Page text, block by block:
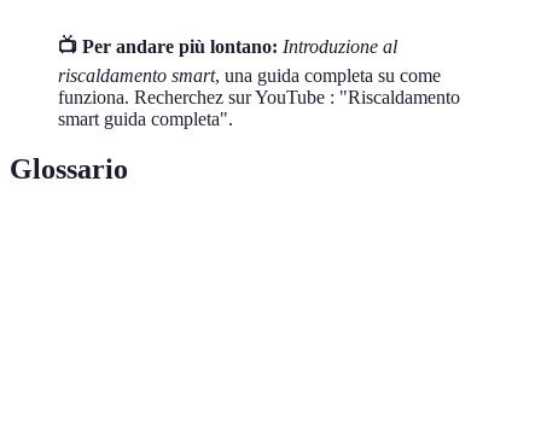
📺 Per andare più lontano: Introduzione al
riscaldamento smart, una guida completa su come
funziona. Recherchez sur YouTube : "Riscaldamento
smart guida completa".
Glossario